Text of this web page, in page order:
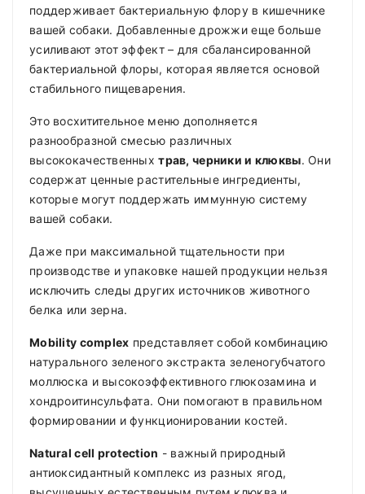
поддерживает бактериальную флору в кишечнике
вашей собаки. Добавленные дрожжи еще больше
усиливают этот эффект – для сбалансированной
бактериальной флоры, которая является основой
стабильного пищеварения.
Это восхитительное меню дополняется
разнообразной смесью различных
высококачественныхтрав, черники и клюквы. Они
содержат ценные растительные ингредиенты,
которые могут поддержать иммунную систему
вашей собаки.
Даже при максимальной тщательности при
производстве и упаковке нашей продукции нельзя
исключить следы других источников животного
белка или зерна.
Mobility complex представляет собой комбинацию
натурального зеленого экстракта зеленогубчатого
моллюска и высокоэффективного глюкозамина и
хондроитинсульфата. Они помогают в правильном
формировании и функционировании костей.
Natural cell protection - важный природный
антиоксидантный комплекс из разных ягод,